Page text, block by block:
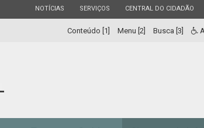
ESTADO
NOTÍCIAS ESTADO
SERVIÇOS ESTADO
CENTRAL DO CIDADÃO
Conteúdo [1] Menu [2] Busca [3]